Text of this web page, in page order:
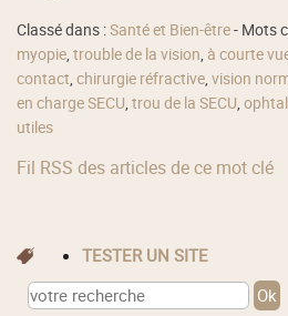
Classé dans :Santé et Bien-être- Mots
myopie,trouble de la vision, à courte
contact,chirurgie réfractive,vision
en charge SECU,trou de la SECU,
utiles
Fil RSS des articles de ce mot clé
TESTER UN SITE